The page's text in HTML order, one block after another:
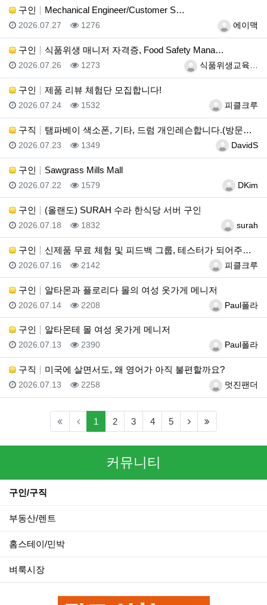
구인 Mechanical Engineer/Customer S…
등록자에이맥
등록일
2026.07.27 조회
1276
구인 식품위생 매니저 자격증, Food Safety Mana…
등록자식품위생교육…
등록일
2026.07.26 조회
1273
구인 제품 리뷰 체험단 모집합니다!
등록자피클크루
등록일
2026.07.24 조회
1532
구직 탬파베이 색소폰, 기타, 드럼 개인레슨합니다.(방문레슨…
등록자DavidS
등록일
2026.07.23 조회
1349
구인 Sawgrass Mills Mall
등록자DKim
등록일
2026.07.22 조회
1579
구인 (올랜도) SURAH 수라 한식당 서버 구인
등록자surah
등록일
2026.07.18 조회
1832
구인 신제품 무료 체험 및 피드백 그룹, 테스터가 되어주세요…
등록자피클크루
등록일
2026.07.16 조회
2142
구인 알타몬과 플로리다 몰의 여성 옷가게 메니저
등록자Paul폴라
등록일
2026.07.14 조회
2208
구인 알타몬테 몰 여성 옷가게 메니저
등록자Paul폴라
등록일
2026.07.13 조회
2390
구직 미국에 살면서도, 왜 영어가 아직 불편할까요?
등록자멋진팬더
등록일
2026.07.13 조회
2258
1 (current)
2 3 4 5 (next)
커뮤니티
구인/구직
부동산/렌트
홈스테이/민박
벼룩시장